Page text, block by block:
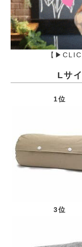
【
Lサ
1位
3位